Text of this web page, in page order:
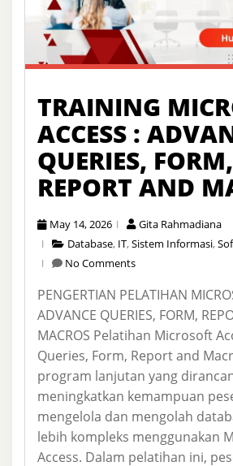
TRAINING
ACCESS :
QUERIES, FORM,
REPORT AND
May 14, 2026
Gita Rahmadiana
Database, IT,Sistem Informasi,
No Comments
PENGERTIAN PELATIHAN
ADVANCE QUERIES, FORM,
MACROS Pelatihan Microsoft
Queries, Form, Report and
program lanjutan yang
meningkatkan kemampuan
mengelola dan mengolah
lebih kompleks menggunakan
Access. Dalam pelatihan ini,